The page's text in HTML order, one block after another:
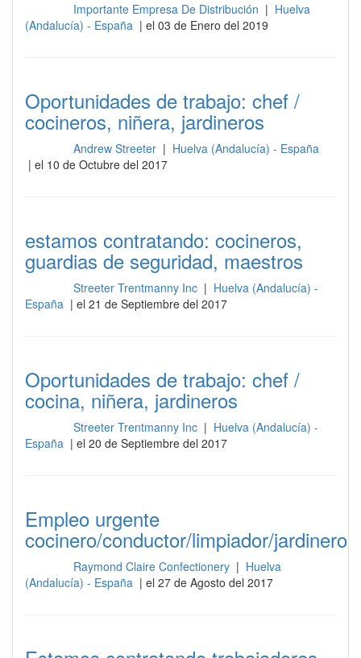
Importante Empresa De Distribución | Huelva
(Andalucía) - España | el 03 de Enero del 2019
Oportunidades de trabajo: chef /
cocineros, niñera, jardineros
Andrew Streeter | Huelva (Andalucía) - España
| el 10 de Octubre del 2017
estamos contratando: cocineros,
guardias de seguridad, maestros
Streeter Trentmanny Inc | Huelva (Andalucía) -
España | el 21 de Septiembre del 2017
Oportunidades de trabajo: chef /
cocina, niñera, jardineros
Streeter Trentmanny Inc | Huelva (Andalucía) -
España | el 20 de Septiembre del 2017
Empleo urgente
cocinero/conductor/limpiador/jardinero
Raymond Claire Confectionery | Huelva
(Andalucía) - España | el 27 de Agosto del 2017